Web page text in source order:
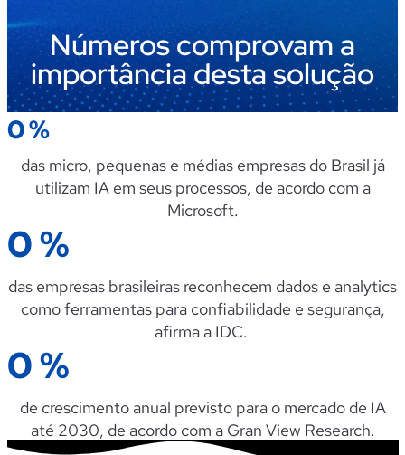
Números comprovam a
importância desta solução
0%
das micro, pequenas e médias empresas do Brasil já
utilizam IA em seus processos, de acordo com a
Microsoft.
0%
das empresas brasileiras reconhecem dados e analytics
como ferramentas para confiabilidade e segurança,
afirma a IDC.
0%
de crescimento anual previsto para o mercado de IA
até 2030, de acordo com a Gran View Research.